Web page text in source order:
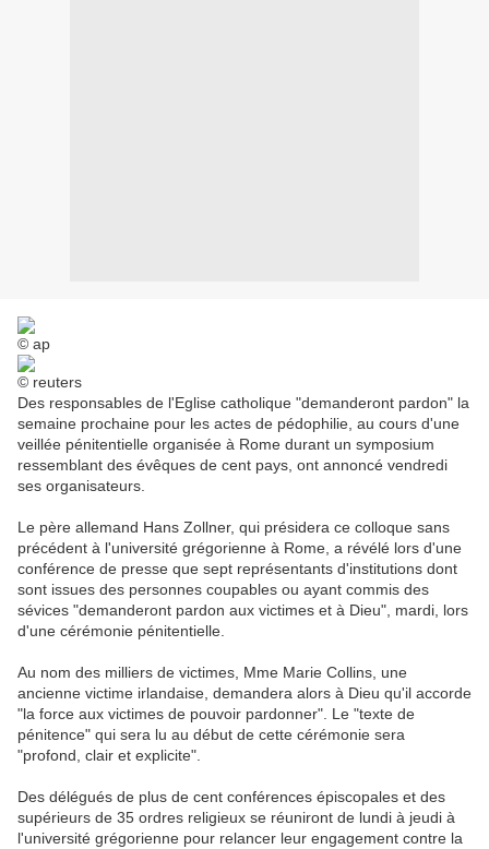
© ap
© reuters
Des responsables de l'Eglise catholique "demanderont pardon" la
semaine prochaine pour les actes de pédophilie, au cours d'une
veillée pénitentielle organisée à Rome durant un symposium
ressemblant des évêques de cent pays, ont annoncé vendredi
ses organisateurs.
Le père allemand Hans Zollner, qui présidera ce colloque sans
précédent à l'université grégorienne à Rome, a révélé lors d'une
conférence de presse que sept représentants d'institutions dont
sont issues des personnes coupables ou ayant commis des
sévices "demanderont pardon aux victimes et à Dieu", mardi, lors
d'une cérémonie pénitentielle.
Au nom des milliers de victimes, Mme Marie Collins, une
ancienne victime irlandaise, demandera alors à Dieu qu'il accorde
"la force aux victimes de pouvoir pardonner". Le "texte de
pénitence" qui sera lu au début de cette cérémonie sera
"profond, clair et explicite".
Des délégués de plus de cent conférences épiscopales et des
supérieurs de 35 ordres religieux se réuniront de lundi à jeudi à
l'université grégorienne pour relancer leur engagement contre la